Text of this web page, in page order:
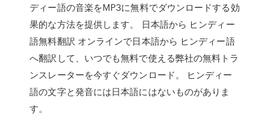
ディー語の音楽をMP3に無料でダウンロードする効
果的な方法を提供します。 日本語から ヒンディー
語無料翻訳 オンラインで日本語から ヒンディー語
へ翻訳して、いつでも無料で使える弊社の無料トラ
ンスレーターを今すぐダウンロード。 ヒンディー
語の文字と発音には日本語にはないものがありま
す。